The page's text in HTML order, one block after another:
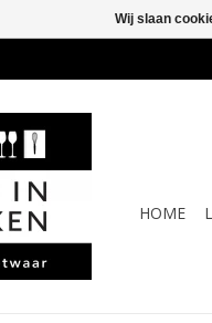
HOME
Wij slaan